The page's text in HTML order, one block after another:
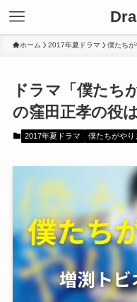
ホーム 2017年夏ドラマ 僕たちが
ドラマ「僕たち
の窪田正孝の役
2017年夏ドラマ 僕たちがやり